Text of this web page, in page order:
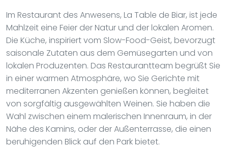
Im Restaurant des Anwesens, La Table de Biar, ist jede
Mahlzeit eine Feier der Natur und der lokalen Aromen.
Die Küche, inspiriert vom Slow-Food-Geist, bevorzugt
saisonale Zutaten aus dem Gemüsegarten und von
lokalen Produzenten. Das Restaurantteam begrüßt Sie
in einer warmen Atmosphäre, wo Sie Gerichte mit
mediterranen Akzenten genießen können, begleitet
von sorgfältig ausgewählten Weinen. Sie haben die
Wahl zwischen einem malerischen Innenraum, in der
Nähe des Kamins, oder der Außenterrasse, die einen
beruhigenden Blick auf den Park bietet.